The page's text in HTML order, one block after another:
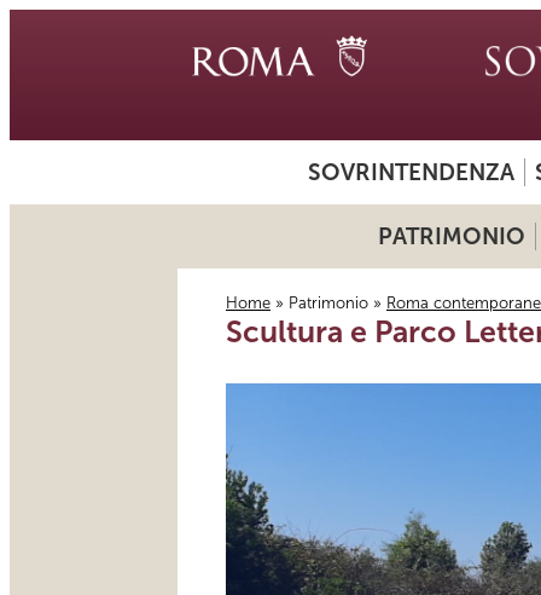
SOVRINTENDENZA
PATRIMONIO
Tu sei qui
Home » Patrimonio » Roma
Scultura e Parco